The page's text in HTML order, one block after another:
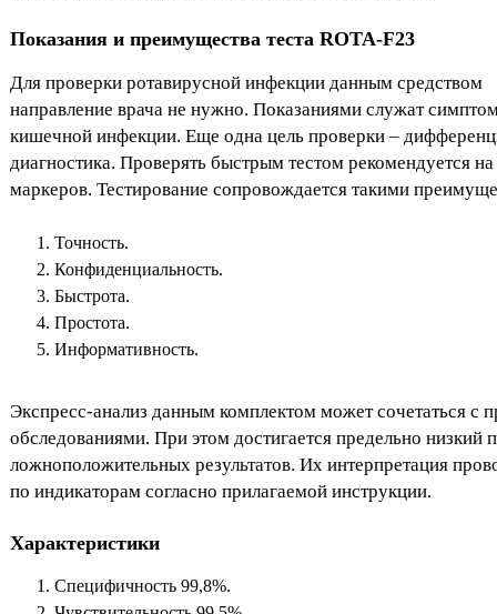
Показания и преимущества теста ROTA-F23
Для проверки ротавирусной инфекции данным средством
направление врача не нужно. Показаниями служат
кишечной инфекции. Еще одна цель проверки –
диагностика. Проверять быстрым тестом рекомендуется
маркеров. Тестирование сопровождается такими
Точность.
Конфиденциальность.
Быстрота.
Простота.
Информативность.
Экспресс-анализ данным комплектом может сочетаться с
обследованиями. При этом достигается предельно низкий
ложноположительных результатов. Их интерпретация
по индикаторам согласно прилагаемой инструкции.
Характеристики
Специфичность 99,8%.